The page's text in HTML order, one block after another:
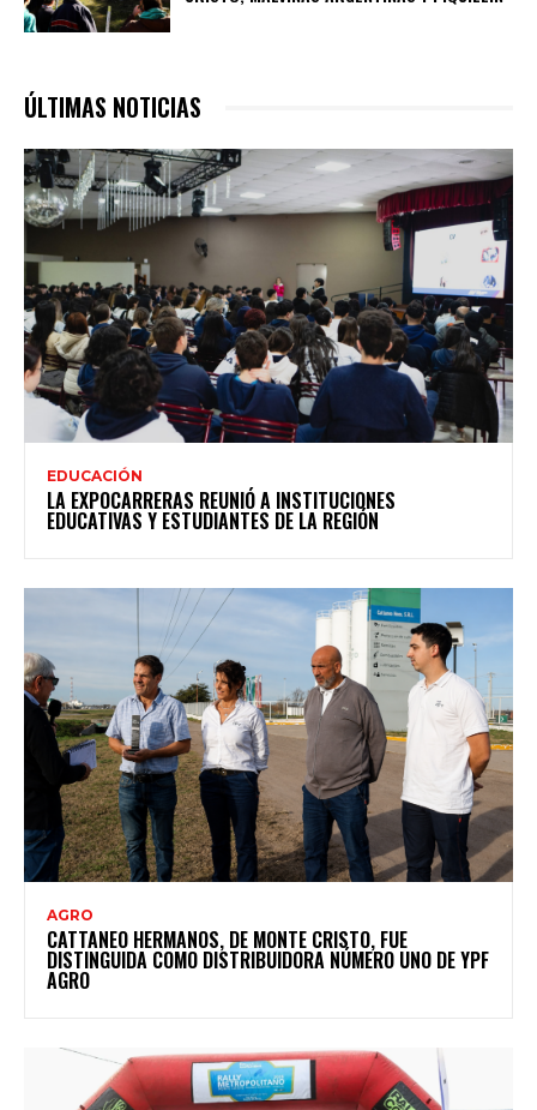
ÚLTIMAS NOTICIAS
EDUCACIÓN
LA EXPOCARRERAS REUNIÓ A INSTITUCIONES
EDUCATIVAS Y ESTUDIANTES DE LA REGIÓN
AGRO
CATTANEO HERMANOS, DE MONTE CRISTO, FUE
DISTINGUIDA COMO DISTRIBUIDORA NÚMERO UNO DE YPF
AGRO